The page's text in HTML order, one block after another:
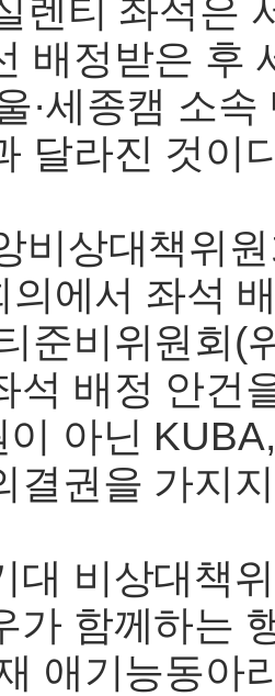
렌티 좌석은
배정받은 후
·세종캠 소
달라진 것이
비상대책위
의에서 좌석
준비위원회(
석 배정 안건
아닌
결권을 가지
대 비상대책
가 함께하는
애기능동아